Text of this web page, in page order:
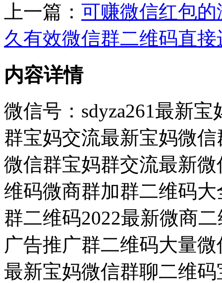
上一篇： 可赚微信红包的
久有效微信群二维码直
内容详情
微信号：sdyza261最新
群宝妈交流最新宝妈微
微信群宝妈群交流最新
维码微商群加群二维码
群二维码2022最新微商
广告推广群二维码大量
最新宝妈微信群聊二维